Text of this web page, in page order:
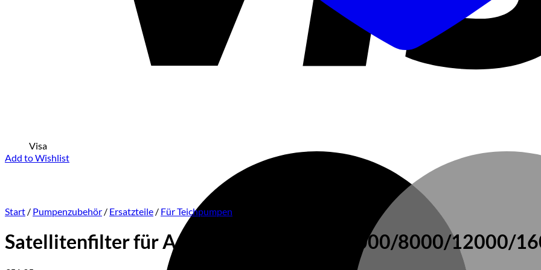
Visa
Add to Wishlist
Start / Pumpenzubehör / Ersatzteile / Für Teichpumpen
Satellitenfilter für Aquamax ECO 4000/6000/8000/12000/